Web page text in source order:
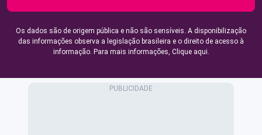
Os dados são de origem pública e não são sensíveis. A disponibilização
das informações observa a legislação brasileira e o direito de acesso à
informação. Para mais informações, Clique aqui.